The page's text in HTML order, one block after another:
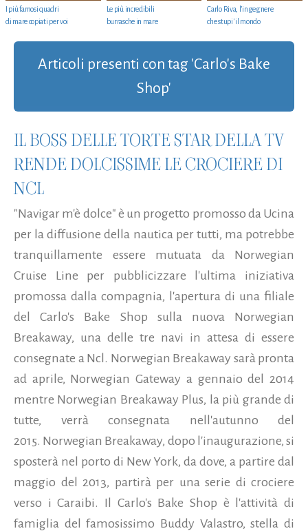
I più famosi quadri
di mare copiati per voi
Le più incredibili
burrasche in mare
Carlo Riva, l’ingegnere
che stupi' il mondo
Articoli presenti con tag 'Carlo's Bake
Shop'
IL BOSS DELLE TORTE STAR DELLA TV
RENDE DOLCISSIME LE CROCIERE DI
NCL
"Navigar m'è dolce" è un progetto promosso da Ucina
per la diffusione della nautica per tutti, ma potrebbe
tranquillamente essere mutuata da Norwegian
Cruise Line per pubblicizzare l'ultima iniziativa
promossa dalla compagnia, l'apertura di una filiale
del Carlo's Bake Shop sulla nuova Norwegian
Breakaway, una delle tre navi in attesa di essere
consegnate a Ncl. Norwegian Breakaway sarà pronta
ad aprile, Norwegian Gateway a gennaio del 2014
mentre Norwegian Breakaway Plus, la più grande di
tutte, verrà consegnata nell'autunno del
2015. Norwegian Breakaway, dopo l'inaugurazione, si
sposterà nel porto di New York, da dove, a partire dal
maggio del 2013, partirà per una serie di crociere
verso i Caraibi. Il Carlo's Bake Shop è l'attività di
famiglia del famosissimo Buddy Valastro, stella di